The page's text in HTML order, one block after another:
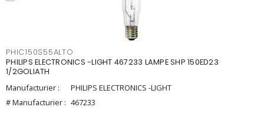
PHIC150S55ALTO
PHILIPS ELECTRONICS -LIGHT 467233 LAMPE SHP 150ED23
1/2GOLIATH
Manufacturier :
PHILIPS ELECTRONICS -LIGHT
# Manufacturier : 467233